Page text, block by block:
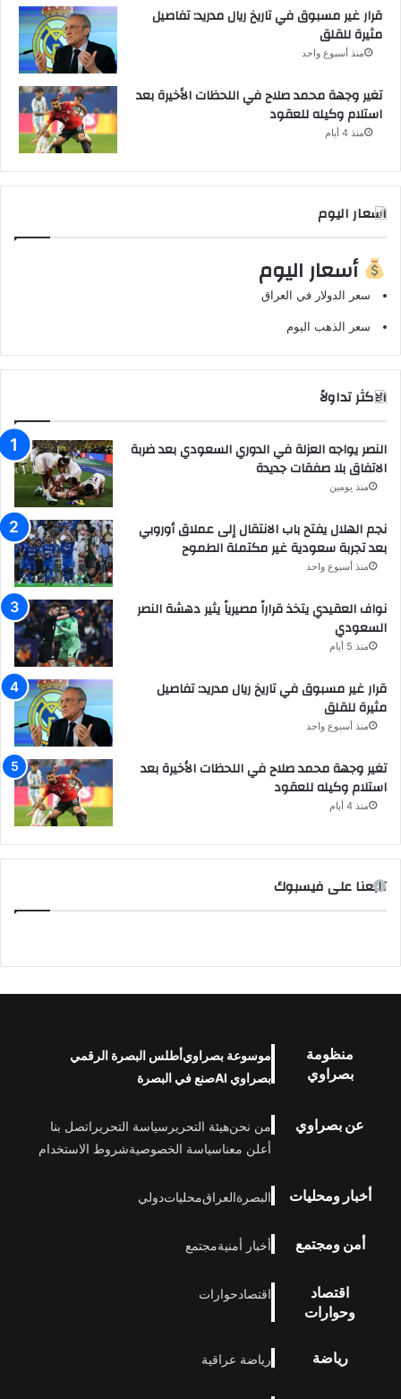
قرار غير مسبوق في تاريخ ريال مدريد: تفاصيل
مثيرة للقلق
منذ أسبوع واحد
تغير وجهة محمد صلاح في اللحظات الأخيرة بعد
استلام وكيله للعقود
منذ 4 أيام
اسعار اليوم
أسعار اليوم
سعر الدولار في العراق
سعر الذهب اليوم
الاكثر تداولاً
النصر يواجه العزلة في الدوري السعودي بعد ضربة
الاتفاق بلا صفقات جديدة
منذ يومين
نجم الهلال يفتح باب الانتقال إلى عملاق أوروبي
بعد تجربة سعودية غير مكتملة الطموح
منذ أسبوع واحد
نواف العقيدي يتخذ قراراً مصيرياً يثير دهشة النصر
السعودي
منذ 5 أيام
قرار غير مسبوق في تاريخ ريال مدريد: تفاصيل
مثيرة للقلق
منذ أسبوع واحد
تغير وجهة محمد صلاح في اللحظات الأخيرة بعد
استلام وكيله للعقود
منذ 4 أيام
تابعنا على فيسبوك
منظومة
بصراوي
موسوعة بصراويأطلس البصرة الرقمي
بصراوي AI
صنع في البصرة
عن بصراوي من نحنهيئة التحرير سياسة التحرير اتصل بنا
أعلن معناسياسة الخصوصيةشروط الاستخدام
أخبار ومحليات البصرةالعراقمحلياتدولي
أمن ومجتمع أخبار أمنيةمجتمع
اقتصاد
وحوارات
اقتصادحوارات
رياضة رياضة عراقية